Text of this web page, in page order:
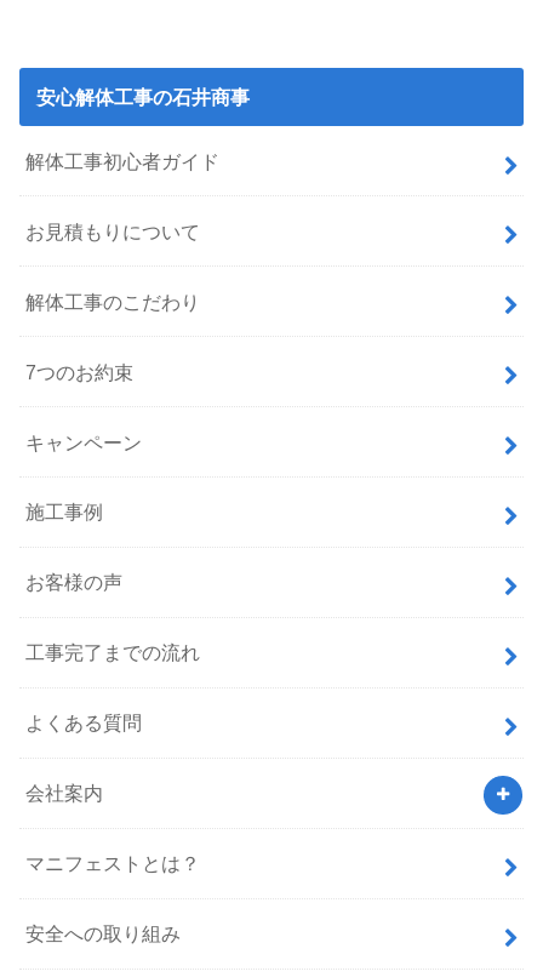
安心解体工事の石井商事
解体工事初心者ガイド
お見積もりについて
解体工事のこだわり
7つのお約束
キャンペーン
施工事例
お客様の声
工事完了までの流れ
よくある質問
会社案内
マニフェストとは？
安全への取り組み